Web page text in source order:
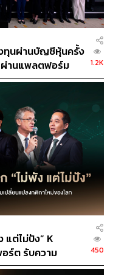
WEALTH
ใช้งานอยู่แล้วได้เลย
ชน)
ตราสารทุน
งทุนผ่านบัญชีหุ้นครั้ง
ผ่านแพลตฟอร์ม
ส.ค.นี้
1.2K
แต่ไม่ปัง” K
ร์ต รับความ
450